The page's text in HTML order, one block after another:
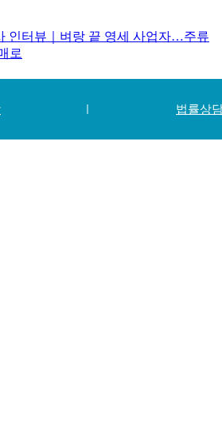
법률상
인터뷰｜벼랑 끝 영세 사업자…주류
로